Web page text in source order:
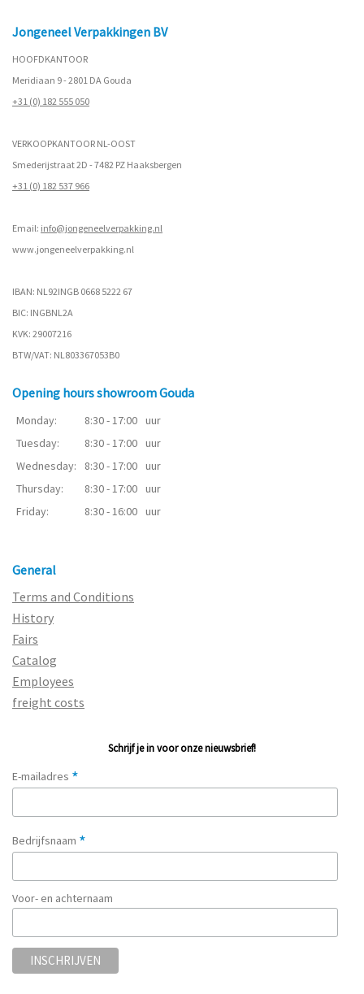
Jongeneel Verpakkingen BV
HOOFDKANTOOR
Meridiaan 9 - 2801 DA Gouda
+31 (0) 182 555 050
VERKOOPKANTOOR NL-OOST
Smederijstraat 2D - 7482 PZ Haaksbergen
+31 (0) 182 537 966
Email: info@jongeneelverpakking.nl
www.jongeneelverpakking.nl
IBAN: NL92INGB 0668 5222 67
BIC: INGBNL2A
KVK: 29007216
BTW/VAT: NL803367053B0
Opening hours showroom Gouda
Monday: 8:30 - 17:00 uur
Tuesday:
8:30 - 17:00 uur
Wednesday:
8:30 - 17:00 uur
Thursday:
8:30 - 17:00 uur
Friday:
8:30 - 16:00 uur
General
Terms and Conditions
History
Fairs
Catalog
Employees
freight costs
Schrijf je in voor onze nieuwsbrief!
E-mailadres *
Bedrijfsnaam *
Voor- en achternaam